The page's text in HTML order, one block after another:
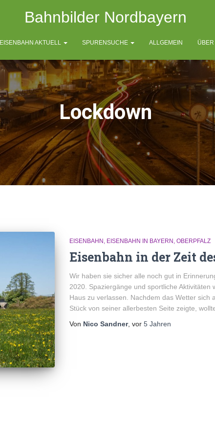
Bahnbilder Nordbayern
EISENBAHN AKTUELL SPURENSUCHE ALLGEMEIN
Lockdown
EISENBAHN EISENBAHN IN BAYERN OBERPFALZ
Eisenbahn in der Zeit
Wir haben sie sicher alle noch gut in
2020. Spaziergänge und sportliche
Haus zu verlassen. Nachdem das Wetter
Stück von seiner allerbesten Seite zeigte,
Von Nico Sandner, vor 5 Jahren